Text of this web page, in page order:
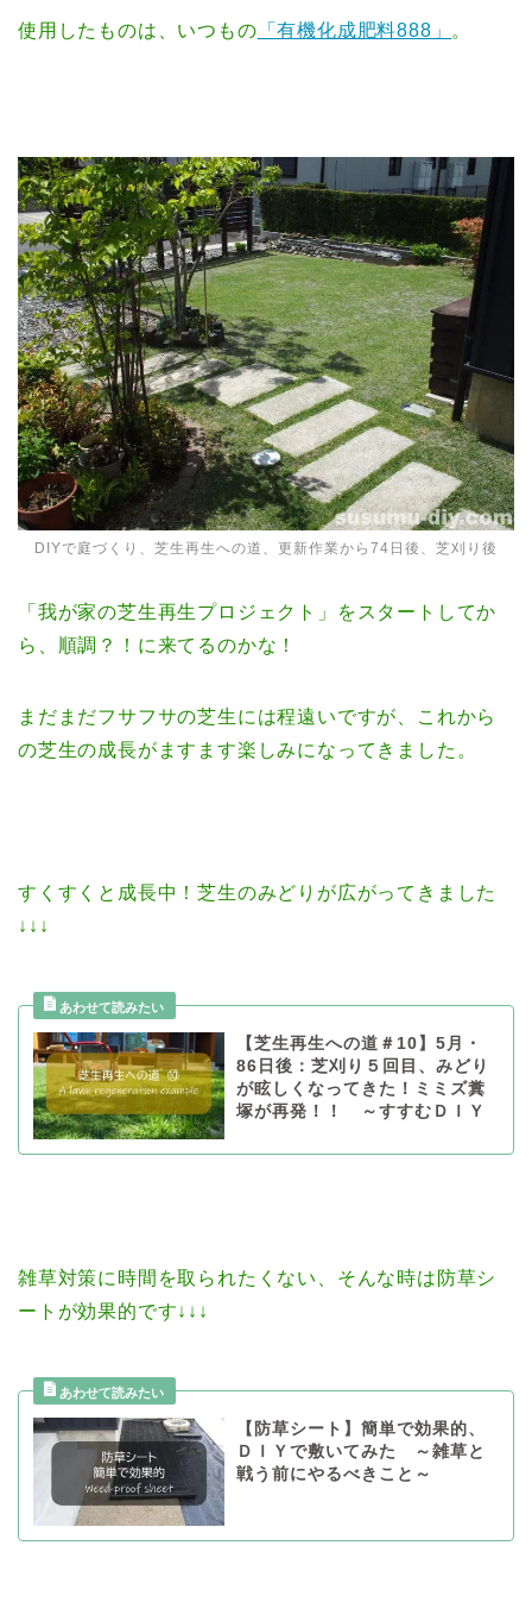
使用したものは、いつもの 「有機化成肥料888」 。
DIYで庭づくり、芝生再生への道、更新作業から74日後、芝刈り後
「我が家の芝生再生プロジェクト」をスタートしてか
ら、順調？！に来てるのかな！
まだまだフサフサの芝生には程遠いですが、これから
の芝生の成長がますます楽しみになってきました。
すくすくと成長中！芝生のみどりが広がってきました
↓↓↓
【芝生再生への道＃10】5月・
86日後：芝刈り５回目、みどり
が眩しくなってきた！ミミズ糞
塚が再発！！ ～すすむＤＩＹ
雑草対策に時間を取られたくない、そんな時は防草シ
ートが効果的です↓↓↓
【防草シート】簡単で効果的、
ＤＩＹで敷いてみた ～雑草と
戦う前にやるべきこと～